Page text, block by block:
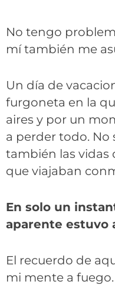
No tengo
mí también me
Un día de
furgoneta en la
aires y por un
a perder todo. No
también las vidas
que viajaban
En solo un
aparente estuvo
El recuerdo de
mi mente a fuego.